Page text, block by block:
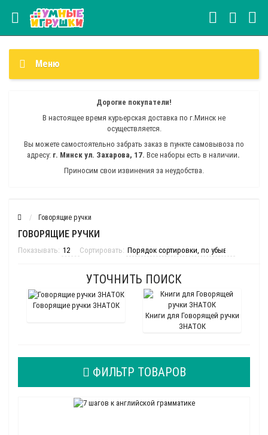
Меню
Дорогие покупатели!
В настоящее время курьерская доставка по г.Минск не
осуществляется.
Вы можете самостоятельно забрать заказ в пункте самовывоза по
адресу: г. Минск ул. Захарова, 17. Все наборы есть в наличии.
Приносим свои извинения за неудобства.
Говорящие ручки
ГОВОРЯЩИЕ РУЧКИ
Показывать: Сортировать:
УТОЧНИТЬ ПОИСК
Говорящие ручки ЗНАТОК
Книги для Говорящей ручки
ЗНАТОК
ФИЛЬТР ТОВАРОВ